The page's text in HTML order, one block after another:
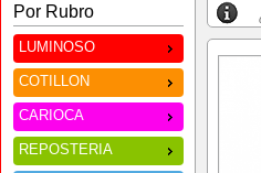
Por Rubro
LUMINOSO
COTILLON
CARIOCA
REPOSTERIA